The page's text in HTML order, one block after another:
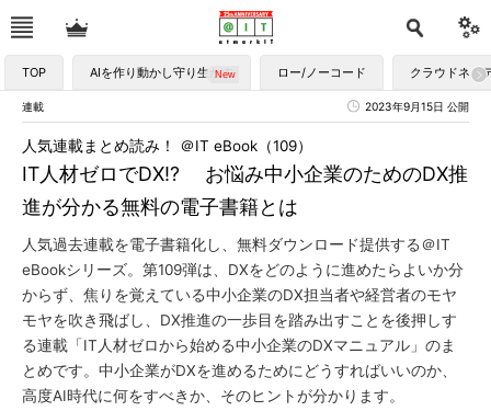
TOP AIを作り動かし守り生かす ロー/ノーコード クラウドネイ
連載 2023年9月15日 公開
IT人材ゼロでDX!? お悩み中小企業のためのDX推
進が分かる無料の電子書籍とは
人気連載まとめ読み！ ＠IT eBook（109）
人気過去連載を電子書籍化し、無料ダウンロード提供する＠IT
eBookシリーズ。第109弾は、DXをどのように進めたらよいか分
からず、焦りを覚えている中小企業のDX担当者や経営者のモヤ
モヤを吹き飛ばし、DX推進の一歩目を踏み出すことを後押しす
る連載「IT人材ゼロから始める中小企業のDXマニュアル」のま
とめです。中小企業がDXを進めるためにどうすればいいのか、
高度AI時代に何をすべきか、そのヒントが分かります。